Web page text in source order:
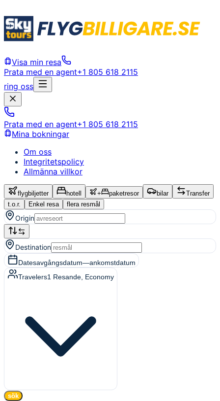
Visa min resa
Prata med en agent+1 805 618 2115
ring oss
Prata med en agent+1 805 618 2115
Mina bokningar
Om oss
Integritetspolicy
Allmänna villkor
flygbiljetter hotell + paketresor bilar
Transfer
t.o.r.
Enkel resa flera resmål
Origin
Destination
Datesavgångsdatum—ankomstdatum
Travelers1 Resande , Economy
sök